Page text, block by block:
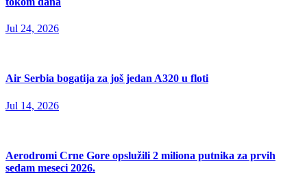
Jul 24, 2026
Air Serbia bogatija za još jedan A320 u floti
Jul 14, 2026
Aerodromi Crne Gore opslužili 2 miliona putnika za prvih
sedam meseci 2026.